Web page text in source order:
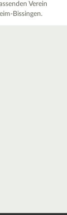
Verein
Bissingen.